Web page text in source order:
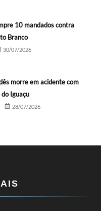
10 mandados contra
Branco
30/07/2026
morre em acidente com
do Iguaçu
28/07/2026